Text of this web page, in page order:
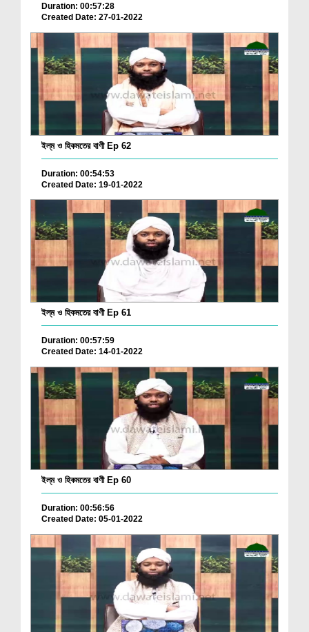
Duration: 00:57:28
Created Date: 27-01-2022
ইল্‌ম ও হিকমতের বাণী Ep 62
Duration: 00:54:53
Created Date: 19-01-2022
ইল্‌ম ও হিকমতের বাণী Ep 61
Duration: 00:57:59
Created Date: 14-01-2022
ইল্‌ম ও হিকমতের বাণী Ep 60
Duration: 00:56:56
Created Date: 05-01-2022